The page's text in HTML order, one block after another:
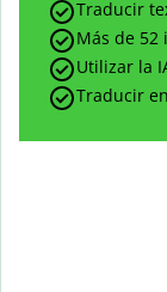
Traducir
Más de 52
Utilizar la
Traducir